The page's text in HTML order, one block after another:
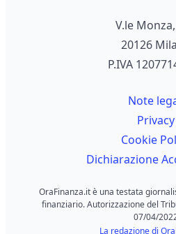
V.le
20126
P.IVA
Note
Privacy
Cookie
Dichiarazione
OraFinanza.it è una testata
finanziario. Autorizzazione del
07/04/
La redazione di